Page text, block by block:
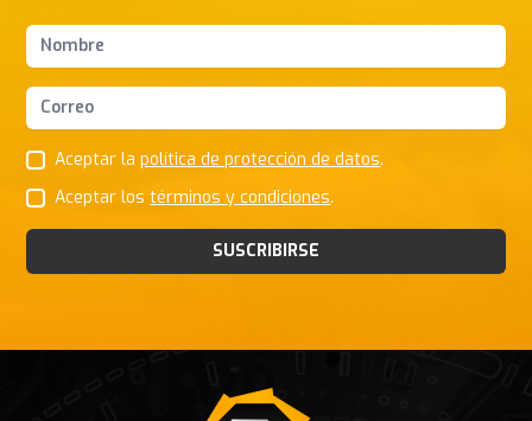
Nombres y apellidos
Correo Electrónico
Aceptar lapolítica de protección de datos.
Aceptar lostérminos y condiciones.
SUSCRIBIRSE